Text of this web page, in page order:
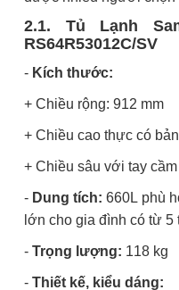
2.1. Tủ Lạnh
RS64R53012C/SV
- Kích thước:
+ Chiều rộng: 912 mm
+ Chiều cao thực có
+ Chiều sâu với tay
- Dung tích: 660L phù
lớn cho gia đình có từ 5
- Trọng lượng: 118 kg
- Thiết kế, kiểu dáng: